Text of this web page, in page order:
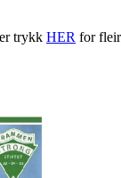
trykk HER for